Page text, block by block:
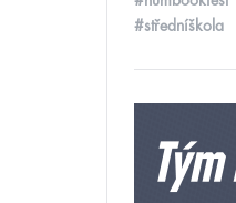
#středníškola